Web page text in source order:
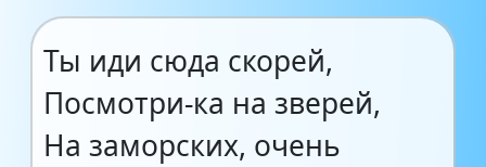
Ты иди сюда скорей,
Посмотри-ка на зверей,
На заморских, очень